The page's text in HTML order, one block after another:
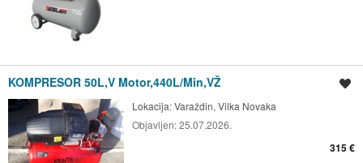
KOMPRESOR 50L,V Motor,440L/Min,VŽ
Lokacija:Varaždin, Vilka Novaka
Objavljen:25.07.2026.
315 €